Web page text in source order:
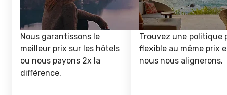
Nous garantissons le
meilleur prix sur les hôtels
ou nous payons 2x la
différence.
Trouvez une politique
flexible au même prix
nous nous alignerons.